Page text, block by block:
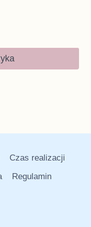
Czas realizacji
Regulamin